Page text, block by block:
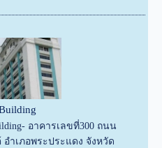
อาคารเลขที่300 ถนน
ำเภอพระประแดง จังหวัด